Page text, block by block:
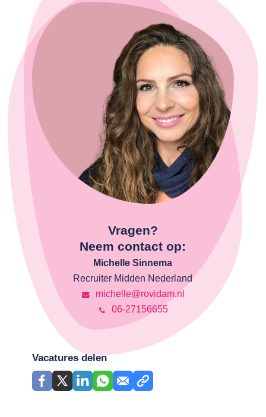
Vragen?
Neem contact op:
Michelle Sinnema
Recruiter Midden Nederland
michelle@rovidam.nl
06-27156655
Vacatures delen